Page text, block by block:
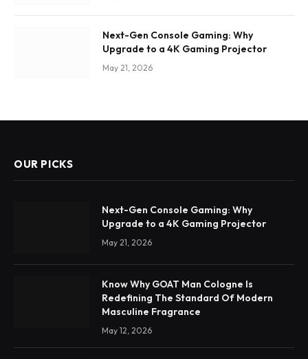
Next-Gen Console Gaming: Why
Upgrade to a 4K Gaming Projector
May 21, 2026
OUR PICKS
Next-Gen Console Gaming: Why
Upgrade to a 4K Gaming Projector
May 21, 2026
Know Why GOAT Man Cologne Is
Redefining The Standard Of Modern
Masculine Fragrance
May 12, 2026